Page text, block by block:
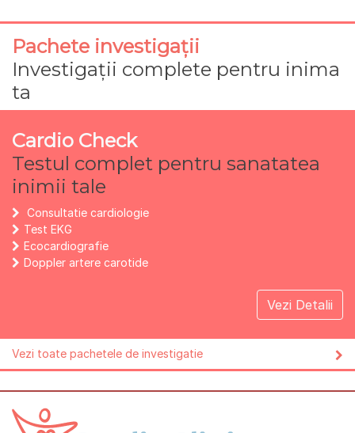
Pachete investigații
Investigații complete pentru inima
ta
Cardio Check
Testul complet pentru sanatatea
inimii tale
Consultatie cardiologie
Test EKG
Ecocardiografie
Doppler artere carotide
Vezi Detalii
Vezi toate pachetele de investigatie